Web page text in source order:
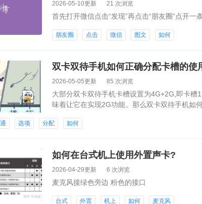
2026-05-10更新 21 次浏览
首先打开微信点击“发现”再点击“朋友圈”点开
朋友圈 点击 微信 图文 如何
双卡双待手机如何正确分配卡槽的使
2026-05-05更新 85 次浏览
大部分双卡双待手机卡槽设置为4G+2G,即卡
味着让它在实现2G功能。那么双卡双待手机如
选项 分配 如何
如何在台式机上使用外置声卡?
2026-04-29更新 6 次浏览
麦克风接绿色旁边 粉色的接口
台式 外置 机上 如何 麦克风